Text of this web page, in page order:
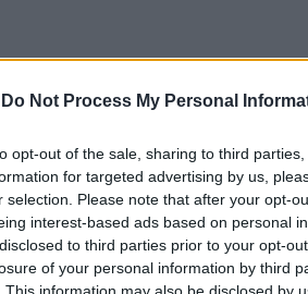
Do Not Process My Personal
opt-out of the sale, sharing to third
for targeted advertising by us,
selection. Please note that after your opt-
interest-based ads based on personal
to third parties prior to your opt-
of your personal information by third
που έχουν προκαλέσει τα
συγκεκριμένα αιτήματα, όπως η
μέτρων, η αποζημίωση
Ταυτόχρονα,
εκτροφών και η εξεύρεση λύσης
κατά τη θερινή περίοδο.